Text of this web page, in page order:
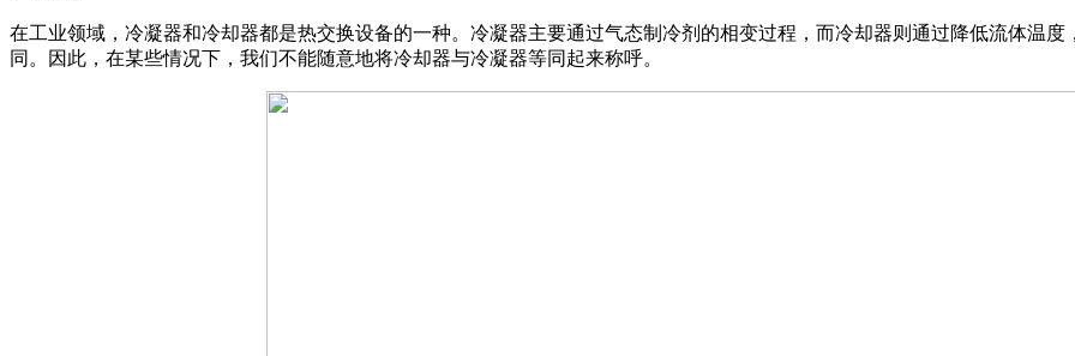
在工业领域，冷凝器和冷却器都是热交换设备的一种。冷凝器主要通过气态制冷剂的相变过程，而冷却器则通过降低流体温
同。因此，在某些情况下，我们不能随意地将冷却器与冷凝器等同起来称呼。